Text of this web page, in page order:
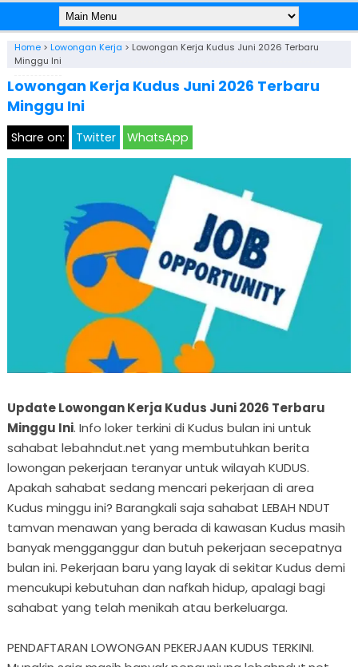
Home> Lowongan Kerja > Lowongan Kerja Kudus Juni 2026 Terbaru
Minggu Ini
Lowongan Kerja Kudus Juni 2026 Terbaru
Minggu Ini
Share on: Twitter WhatsApp
Update Lowongan Kerja Kudus Juni 2026 Terbaru
Minggu Ini. Info loker terkini di Kudus bulan ini untuk
sahabat lebahndut.net yang membutuhkan berita
lowongan pekerjaan teranyar untuk wilayah KUDUS.
Apakah sahabat sedang mencari pekerjaan di area
Kudus minggu ini? Barangkali saja sahabat LEBAH NDUT
tamvan menawan yang berada di kawasan Kudus masih
banyak mengganggur dan butuh pekerjaan secepatnya
bulan ini. Pekerjaan baru yang layak di sekitar Kudus demi
mencukupi kebutuhan dan nafkah hidup, apalagi bagi
sahabat yang telah menikah atau berkeluarga.
PENDAFTARAN LOWONGAN PEKERJAAN KUDUS TERKINI.